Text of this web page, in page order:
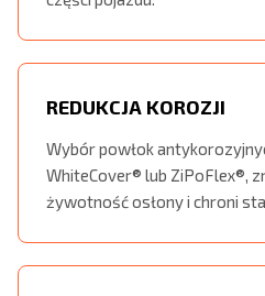
REDUKCJA KOROZJI
Wybór powłok
WhiteCover® lub ZiPoFlex®,
żywotność osłony i chroni